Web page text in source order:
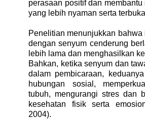
perasaan positif dan
yang lebih nyaman serta
Penelitian menunjukkan
dengan senyum cenderung
lebih lama dan menghasilkan
Bahkan, ketika senyum dan
dalam pembicaraan,
hubungan sosial,
tubuh, mengurangi stres dan
kesehatan fisik serta
2004).